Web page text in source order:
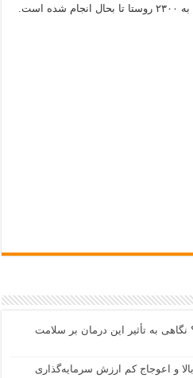
نگاهی به تأثیر این درمان بر سلامت
و اعوجاج کم ارزش سرمایه‌گذاری